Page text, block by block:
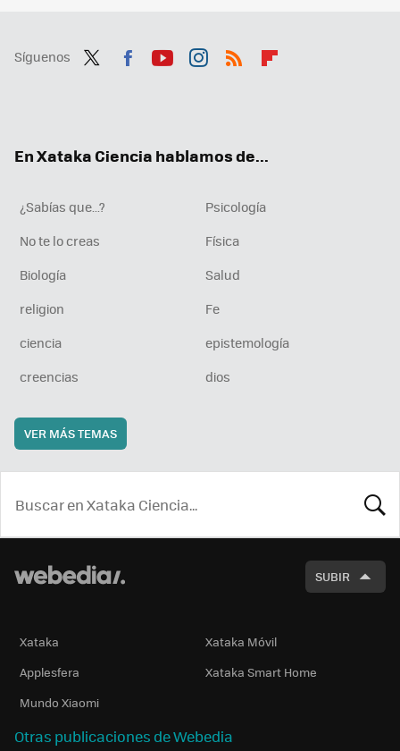
Síguenos
En Xataka Ciencia hablamos de...
¿Sabías que...?
Psicología
No te lo creas
Física
Biología
Salud
religion
Fe
ciencia
epistemología
creencias
dios
VER MÁS TEMAS
SUBIR
Xataka
Xataka Móvil
Applesfera
Xataka Smart Home
Mundo Xiaomi
Otras publicaciones de Webedia